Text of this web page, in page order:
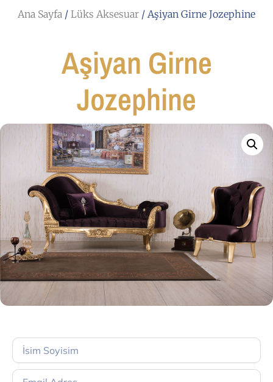
Ana Sayfa / Lüks Aksesuar / Aşiyan Girne Jozephine
Aşiyan Girne
Jozephine